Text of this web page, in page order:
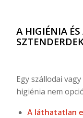
A HIGIÉNIA
Egy szállodai
higiénia nem
A láthatatlan